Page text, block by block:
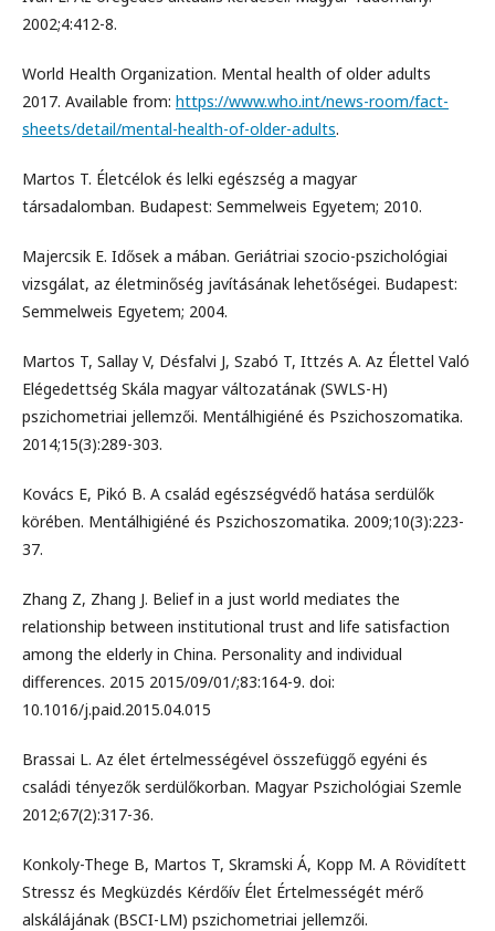
2002;4:412-8.
World Health Organization. Mental health of older adults
2017. Available from: https://www.who.int/news-room/fact-
sheets/detail/mental-health-of-older-adults.
Martos T. Életcélok és lelki egészség a magyar
társadalomban. Budapest: Semmelweis Egyetem; 2010.
Majercsik E. Idősek a mában. Geriátriai szocio-pszichológiai
vizsgálat, az életminőség javításának lehetőségei. Budapest:
Semmelweis Egyetem; 2004.
Martos T, Sallay V, Désfalvi J, Szabó T, Ittzés A. Az Élettel Való
Elégedettség Skála magyar változatának (SWLS-H)
pszichometriai jellemzői. Mentálhigiéné és Pszichoszomatika.
2014;15(3):289-303.
Kovács E, Pikó B. A család egészségvédő hatása serdülők
körében. Mentálhigiéné és Pszichoszomatika. 2009;10(3):223-
37.
Zhang Z, Zhang J. Belief in a just world mediates the
relationship between institutional trust and life satisfaction
among the elderly in China. Personality and individual
differences. 2015 2015/09/01/;83:164-9. doi:
10.1016/j.paid.2015.04.015
Brassai L. Az élet értelmességével összefüggő egyéni és
családi tényezők serdülőkorban. Magyar Pszichológiai Szemle
2012;67(2):317-36.
Konkoly-Thege B, Martos T, Skramski Á, Kopp M. A Rövidített
Stressz és Megküzdés Kérdőív Élet Értelmességét mérő
alskálájának (BSCI-LM) pszichometriai jellemzői.